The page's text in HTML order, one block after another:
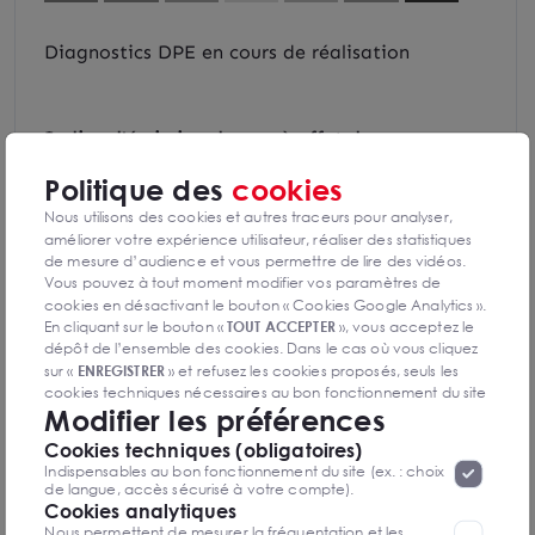
Diagnostics DPE en cours de réalisation
Indice d'émission de gaz à effet de serre
Diagnostics GES en cours de réalisation
Ghislaine BOULINGUEZ
Aix En Provence
0442399399
Politique des cookies
Nous utilisons des cookies et autres traceurs pour analyser,
améliorer votre expérience utilisateur, réaliser des statistiques
de mesure d’audience et vous permettre de lire des vidéos.
Vous pouvez à tout moment modifier vos paramètres de
cookies en désactivant le bouton « Cookies Google Analytics ».
En cliquant sur le bouton «TOUT ACCEPTER», vous acceptez le
dépôt de l’ensemble des cookies. Dans le cas où vous cliquez
sur « ENREGISTRER» et refusez les cookies proposés, seuls les
cookies techniques nécessaires au bon fonctionnement du site
seront déposés. Pour plus d’informations, vous pouvez consulter
la page«Protection des données à caractère
personnel ».Lorsque vous naviguez sur notre site internet, il
peut être amenée à déposer des cookies. Vous avez la
possibilité de désactiver les cookies, ces réglages ne seront
valables que sur le navigateur que vous utilisez actuellement
Modifier les préférences
Cookies techniques (obligatoires)
Indispensables au bon fonctionnement du site (ex. : choix
de langue, accès sécurisé à votre compte).
Cookies analytiques
Nous permettent de mesurer la fréquentation et les